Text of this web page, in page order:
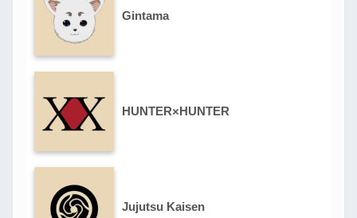
Gintama
HUNTER×HUNTER
Jujutsu Kaisen